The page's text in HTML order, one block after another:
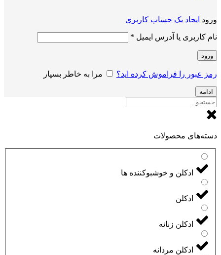
ورود ایجاد یک حساب کاربری
نام کاربری یا آدرس ایمیل *
ورود
رمز عبور را فراموش کرده اید؟ مرا به خاطر بسپار
ادامه
دسته‌های محصولات
ادکلن و خوشبوکننده ها
ادکلن
ادکلن زنانه
ادکلن مردانه